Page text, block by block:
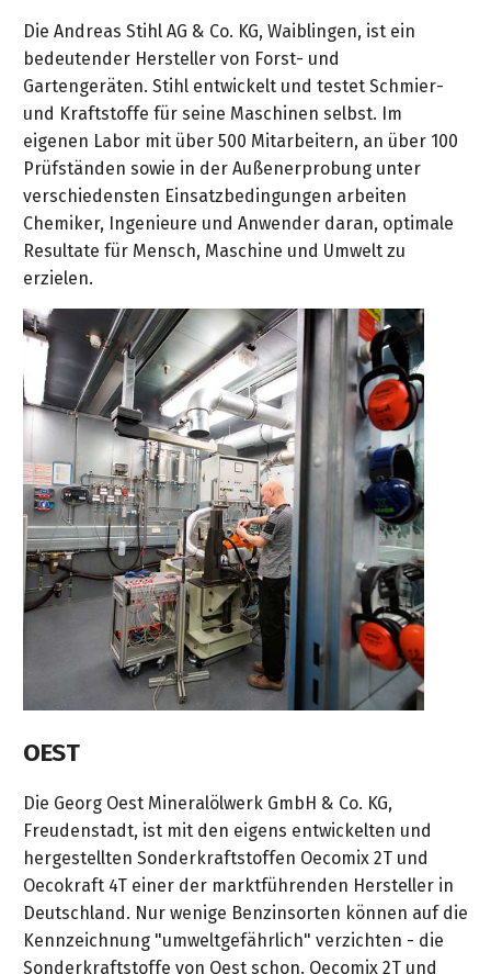
Die Andreas Stihl AG & Co. KG, Waiblingen, ist ein
bedeutender Hersteller von Forst- und
Gartengeräten. Stihl entwickelt und testet Schmier-
und Kraftstoffe für seine Maschinen selbst. Im
eigenen Labor mit über 500 Mitarbeitern, an über 100
Prüfständen sowie in der Außenerprobung unter
verschiedensten Einsatzbedingungen arbeiten
Chemiker, Ingenieure und Anwender daran, optimale
Resultate für Mensch, Maschine und Umwelt zu
erzielen.
OEST
Die Georg Oest Mineralölwerk GmbH & Co. KG,
Freudenstadt, ist mit den eigens entwickelten und
hergestellten Sonderkraftstoffen Oecomix 2T und
Oecokraft 4T einer der marktführenden Hersteller in
Deutschland. Nur wenige Benzinsorten können auf die
Kennzeichnung "umweltgefährlich" verzichten - die
Sonderkraftstoffe von Oest schon. Oecomix 2T und